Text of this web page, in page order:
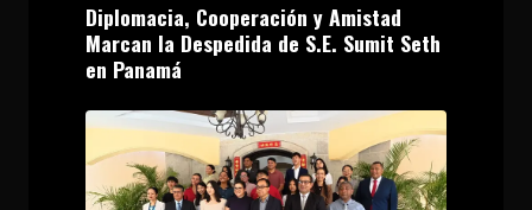
Diplomacia, Cooperación y Amistad
Marcan la Despedida de S.E. Sumit Seth
en Panamá